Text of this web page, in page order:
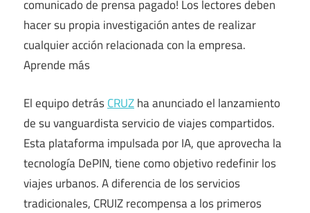
comunicado de prensa pagado! Los lectores deben
hacer su propia investigación antes de realizar
cualquier acción relacionada con la empresa.
Aprende más
El equipo detrásCRUZha anunciado el lanzamiento
de su vanguardista servicio de viajes compartidos.
Esta plataforma impulsada por IA, que aprovecha la
tecnología DePIN, tiene como objetivo redefinir los
viajes urbanos. A diferencia de los servicios
tradicionales, CRUIZ recompensa a los primeros